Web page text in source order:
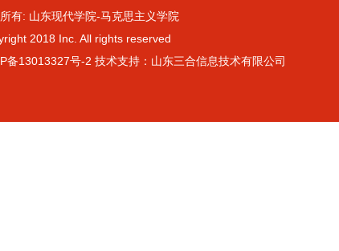
有: 山东现代学院-马克思主义学院
2018 Inc. All rights reserved
备13013327号-2 技术支持：山东三合信息技术有限公司